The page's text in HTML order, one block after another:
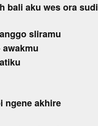
bali aku wes ora sudi
sliramu
ngene akhire